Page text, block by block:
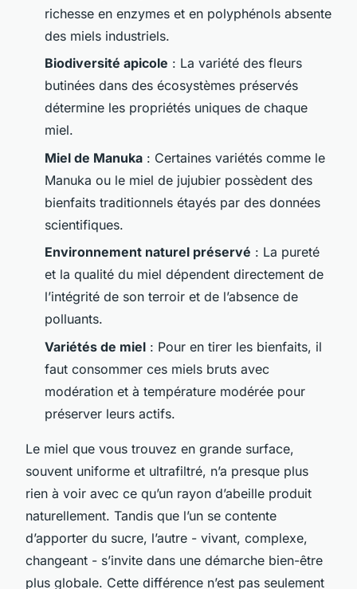
richesse en enzymes et en polyphénols absente
des miels industriels.
Biodiversité apicole : La variété des fleurs
butinées dans des écosystèmes préservés
détermine les propriétés uniques de chaque
miel.
Miel de Manuka : Certaines variétés comme le
Manuka ou le miel de jujubier possèdent des
bienfaits traditionnels étayés par des données
scientifiques.
Environnement naturel préservé : La pureté
et la qualité du miel dépendent directement de
l’intégrité de son terroir et de l’absence de
polluants.
Variétés de miel : Pour en tirer les bienfaits, il
faut consommer ces miels bruts avec
modération et à température modérée pour
préserver leurs actifs.
Le miel que vous trouvez en grande surface,
souvent uniforme et ultrafiltré, n’a presque plus
rien à voir avec ce qu’un rayon d’abeille produit
naturellement. Tandis que l’un se contente
d’apporter du sucre, l’autre - vivant, complexe,
changeant - s’invite dans une démarche bien-être
plus globale. Cette différence n’est pas seulement